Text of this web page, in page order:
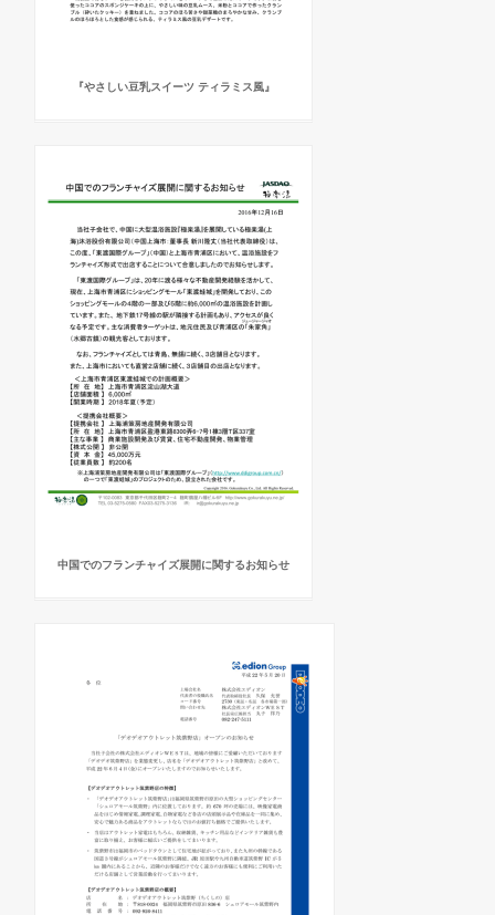
『やさしい豆乳スイーツ ティラミス風』
中国でのフランチャイズ展開に関するお知らせ